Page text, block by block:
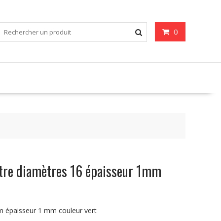
0
diamètres 16 épaisseur 1mm
épaisseur 1 mm couleur vert